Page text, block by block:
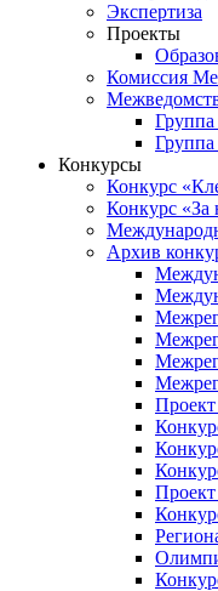
Экспертиза
Проекты
Комиссия
Группа
Группа
Конкурсы
Конкурс
Конкурс «За
Архив
Проект